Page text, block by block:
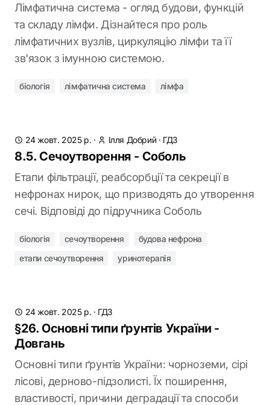
Лімфатична система - огляд будови, функцій
та складу лімфи. Дізнайтеся про роль
лімфатичних вузлів, циркуляцію лімфи та її
зв'язок з імунною системою.
біологія лімфатична система лімфа
24 жовт. 2025 р. · Ілля Добрий· ГДЗ
8.5. Сечоутворення - Соболь
Етапи фільтрації, реабсорбції та секреції в
нефронах нирок, що призводять до утворення
сечі. Відповіді до підручника Соболь
біологія сечоутворення
будова нефрона
етапи сечоутворення
уринотерапія
24 жовт. 2025 р. · ГДЗ
§26. Основні типи ґрунтів України -
Довгань
Основні типи ґрунтів України: чорноземи, сірі
лісові, дерново-підзолисті. Їх поширення,
властивості, причини деградації та способи